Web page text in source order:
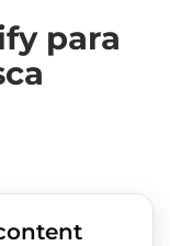
para